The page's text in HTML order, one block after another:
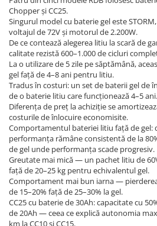
Chopper și CC25.
Singurul model cu baterie gel este
voltajul de 72V și motorul de 2.200W.
De ce contează alegerea litiu la scară de
calitate rezistă 600–1.000 de cicluri
La o utilizare de 5 zile pe săptămână,
gel față de 4–8 ani pentru litiu.
Tradus în costuri: un set de baterii gel de
de o baterie litiu care funcționează 4–5 ani.
Diferența de preț la achiziție se
costurile de înlocuire economisite.
Comportamentul bateriei litiu față de gel:
performanța rămâne consistentă de la
de gel unde performanța scade progresiv.
Greutate mai mică — un pachet litiu de
față de 20–25 kg pentru echivalentul gel.
Comportament mai bun iarna —
de 15–20% față de 25–30% la gel.
CC25 cu baterie de 30Ah: capacitate cu
de 20Ah — ceea ce explică autonomia
km la CC10 și CC15.